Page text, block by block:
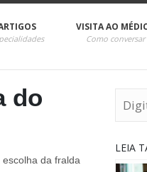
VISITA AO
Como conversar
do
da fralda
LEIA